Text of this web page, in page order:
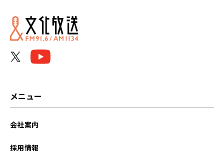
メニュー
会社案内
採用情報